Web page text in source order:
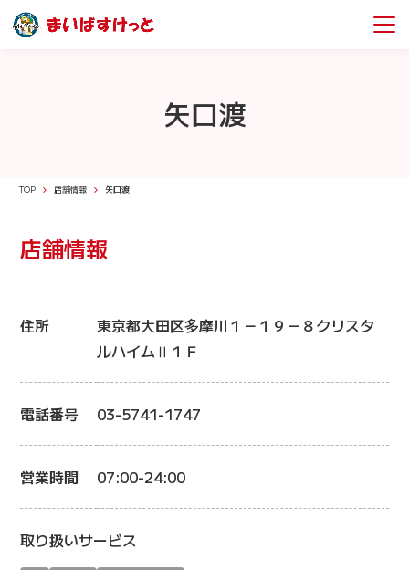
矢口渡
TOP 店舗情報 矢口渡
店舗情報
住所
東京都大田区多摩川１－１９－８クリスタ
ルハイムⅡ１Ｆ
電話番号 03-5741-1747
営業時間 07:00-24:00
取り扱いサービス